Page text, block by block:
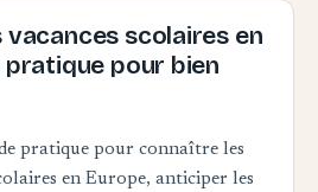
vacances scolaires en
pour bien
pratique pour connaître les
en Europe, anticiper les